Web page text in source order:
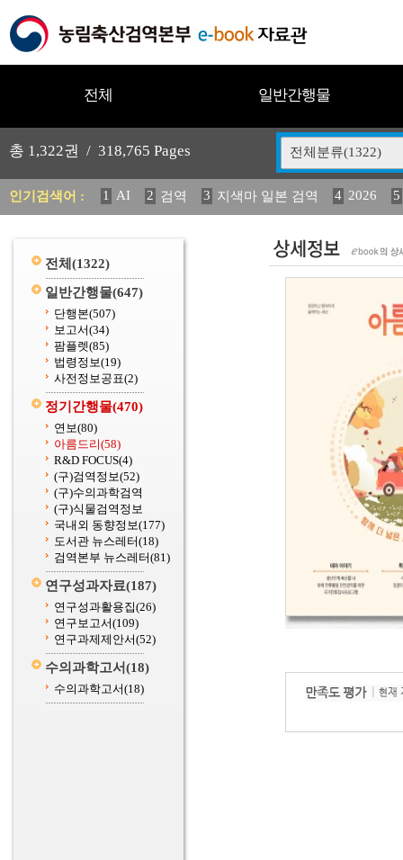
전체 일반간행물
총 1,322권 / 318,765 Pages 전체분류(1322)
인기검색어 : 1 AI 2 검역 3 지색마 일본 검역 4 2026
5
11 2025 12 중독성 식물 도감 13 媛 異 14
전체 (1322)
일반간행물(647)
단행본(507)
보고서(34)
팜플렛(85)
법령정보(19)
사전정보공표(2)
정기간행물(470)
연보(80)
아름드리(58)
R&D FOCUS(4)
(구)검역정보(52)
(구)수의과학검역
(구)식물검역정보
국내외 동향정보(177)
도서관 뉴스레터(18)
검역본부 뉴스레터(81)
연구성과자료(187)
연구성과활용집(26)
연구보고서(109)
연구과제제안서(52)
수의과학고서(18)
수의과학고서(18)